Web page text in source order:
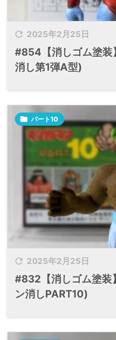
 2025年2月25日
#854【消しゴム塗装
消し第1弾A型)
 2025年2月25日
 パート10
#832【消しゴム塗装
ン消しPART10)